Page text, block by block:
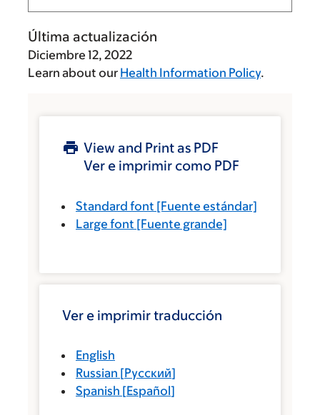
Última actualización
Diciembre 12, 2022
Learn about our Health Information Policy.
View and Print as PDF
Ver e imprimir como PDF
Standard font [Fuente estándar]
Large font [Fuente grande]
Ver e imprimir traducción
English
Russian [Русский]
Spanish [Español]